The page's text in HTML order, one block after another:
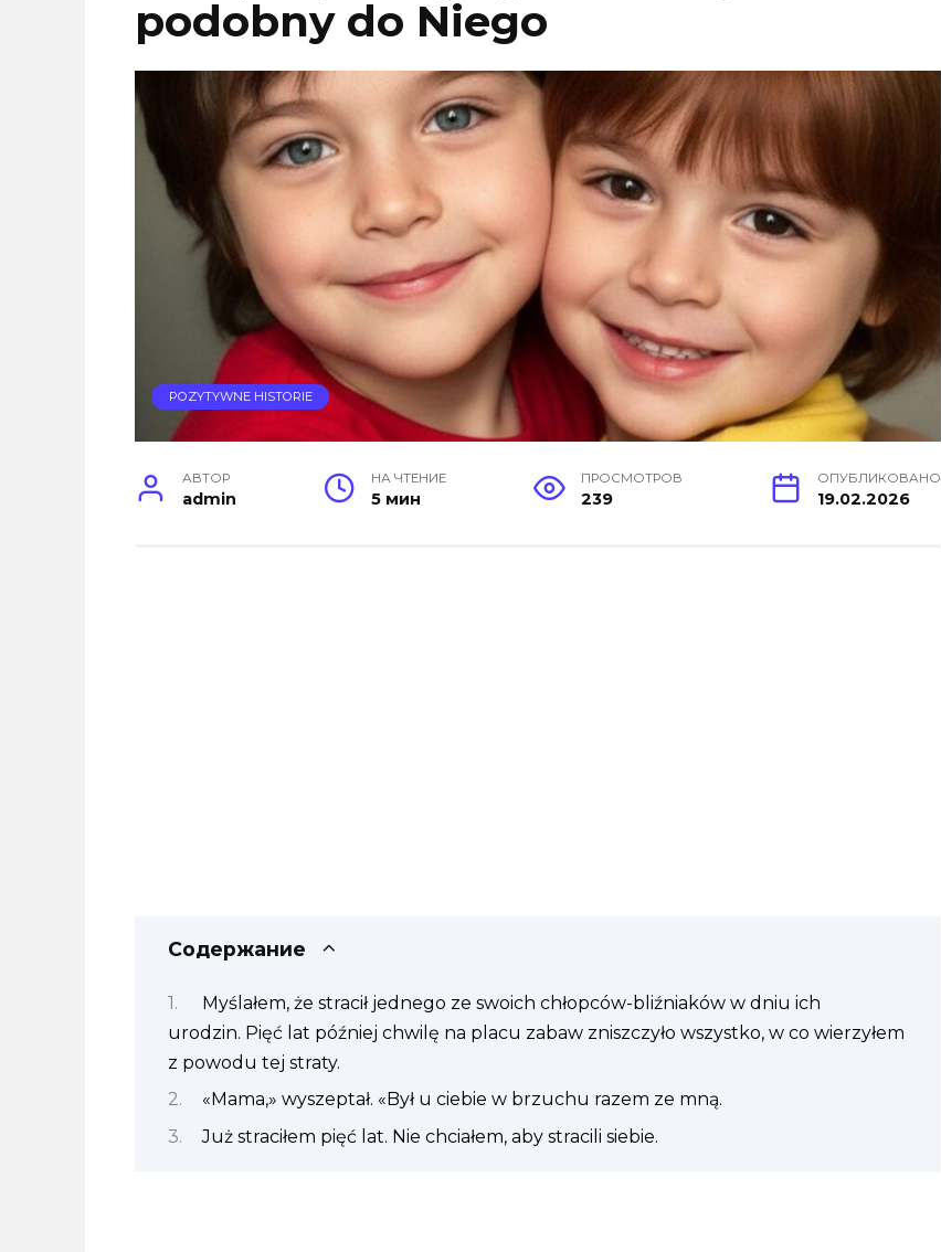
podobny do Niego
POZYTYWNE HISTORIE
АВТОР
admin
НА ЧТЕНИЕ
5 мин
ПРОСМОТРОВ
239
ОПУБЛИКОВАНО
19.02.2026
Содержание
Myślałem, że stracił jednego ze swoich chłopców-bliźniaków w dniu ich
urodzin. Pięć lat później chwilę na placu zabaw zniszczyło wszystko, w co wierzyłem
z powodu tej straty.
«Mama,» wyszeptał. «Był u ciebie w brzuchu razem ze mną.
Już straciłem pięć lat. Nie chciałem, aby stracili siebie.